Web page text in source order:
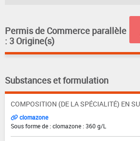
Permis de Commerce parallèle
: 3 Origine(s)
Substances et formulation
COMPOSITION (DE LA SPÉCIALITÉ) EN
clomazone
Sous forme de : clomazone : 360 g/L